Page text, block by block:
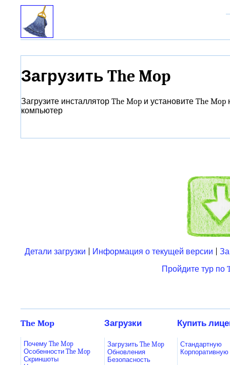
Загрузить The Mop
Загрузите инсталлятор The Mop и установите The Mop
компьютер
Детали загрузки Информация о текущей версии
Пройдите тур по
The Mop
Почему The Mop
Особенности The Mop
Скриншоты
Загрузки
Загрузить The Mop
Обновления
Безопасность
Купить
Стандартную
Корпоративную